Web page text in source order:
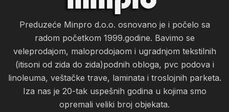
Preduzeće Minpro d.o.o. osnovano je i počelo sa
radom početkom 1999.godine. Bavimo se
veleprodajom, maloprodojaom i ugradnjom tekstilnih
(itisoni od zida do zida)podnih obloga, pvc podova i
linoleuma, veštačke trave, laminata i troslojnih parketa.
Iza nas je 20-tak uspešnih godina u kojima smo
opremali veliki broj objekata.